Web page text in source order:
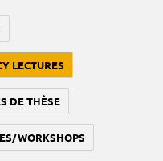
LECTURES
DE THÈSE
WORKSHOPS